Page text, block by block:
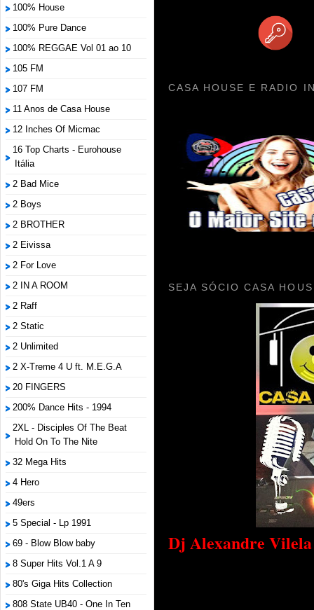
100% House
100% Pure Dance
100% REGGAE Vol 01 ao 10
105 FM
107 FM
11 Anos de Casa House
12 Inches Of Micmac
16 Top Charts - Eurohouse
Itália
2 Bad Mice
2 Boys
2 BROTHER
2 Eivissa
2 For Love
2 IN A ROOM
2 Raff
2 Static
2 Unlimited
2 X-Treme 4 U ft. M.E.G.A
20 FINGERS
200% Dance Hits - 1994
2XL - Disciples Of The Beat
Hold On To The Nite
32 Mega Hits
4 Hero
49ers
5 Special - Lp 1991
69 - Blow Blow baby
8 Super Hits Vol.1 A 9
80's Giga Hits Collection
808 State UB40 - One In Ten
CASA HOUSE E RADIO
SEJA SÓCIO CASA
Dj Alexandre Vilela